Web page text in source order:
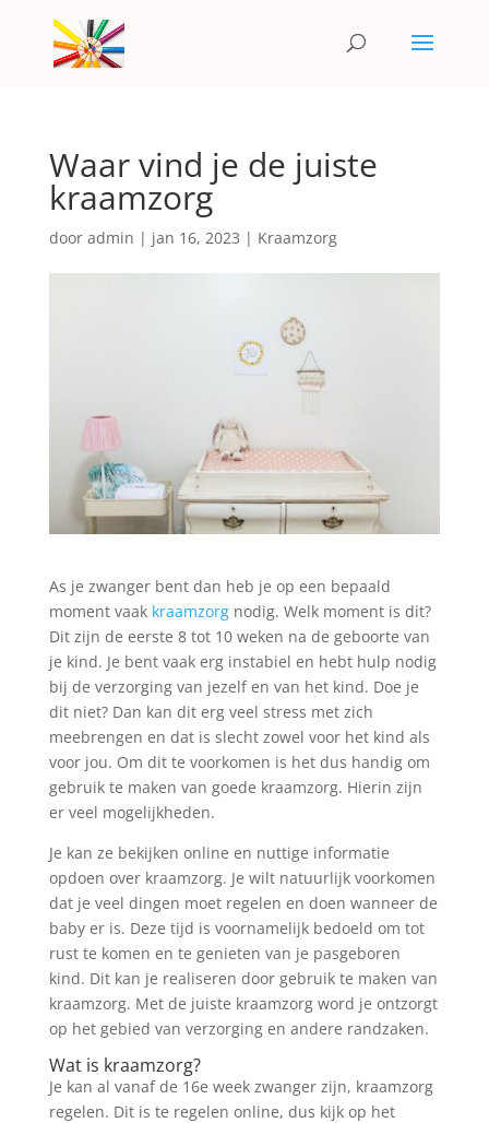
Waar vind je de juiste
kraamzorg
door admin | jan 16, 2023 | Kraamzorg
As je zwanger bent dan heb je op een bepaald
moment vaak kraamzorgnodig. Welk moment is dit?
Dit zijn de eerste 8 tot 10 weken na de geboorte van
je kind. Je bent vaak erg instabiel en hebt hulp nodig
bij de verzorging van jezelf en van het kind. Doe je
dit niet? Dan kan dit erg veel stress met zich
meebrengen en dat is slecht zowel voor het kind als
voor jou. Om dit te voorkomen is het dus handig om
gebruik te maken van goede kraamzorg. Hierin zijn
er veel mogelijkheden.
Je kan ze bekijken online en nuttige informatie
opdoen over kraamzorg. Je wilt natuurlijk voorkomen
dat je veel dingen moet regelen en doen wanneer de
baby er is. Deze tijd is voornamelijk bedoeld om tot
rust te komen en te genieten van je pasgeboren
kind. Dit kan je realiseren door gebruik te maken van
kraamzorg. Met de juiste kraamzorg word je ontzorgt
op het gebied van verzorging en andere randzaken.
Wat is kraamzorg?
Je kan al vanaf de 16e week zwanger zijn, kraamzorg
regelen. Dit is te regelen online, dus kijk op het